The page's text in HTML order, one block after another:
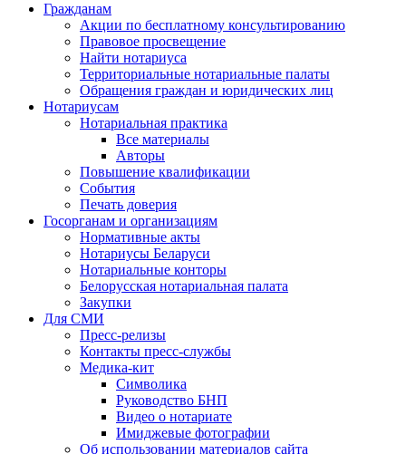
Гражданам
Акции по бесплатному консультированию
Правовое просвещение
Найти нотариуса
Территориальные нотариальные палаты
Обращения граждан и юридических лиц
Нотариусам
Нотариальная практика
Все материалы
Авторы
Повышение квалификации
События
Печать доверия
Госорганам и организациям
Нормативные акты
Нотариусы Беларуси
Нотариальные конторы
Белорусская нотариальная палата
Закупки
Для СМИ
Пресс-релизы
Контакты пресс-службы
Медика-кит
Символика
Руководство БНП
Видео о нотариате
Имиджевые фотографии
Об использовании материалов сайта